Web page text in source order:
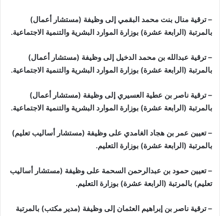
– ترقية منال بنت محمد البقمي إلى وظيفة (مستشار أعمال)
بالمرتبة (الرابعة عشرة) بوزارة الموارد البشرية والتنمية الاجتماعية.
– ترقية عبدالله بن محمد الدخيل إلى وظيفة (مستشار أعمال)
بالمرتبة (الرابعة عشرة) بوزارة الموارد البشرية والتنمية الاجتماعية.
– ترقية ناصر بن عطية العسيري إلى وظيفة (مستشار أعمال)
بالمرتبة (الرابعة عشرة) بوزارة الموارد البشرية والتنمية الاجتماعية.
– تعيين عمر بن هجاد الغامدي على وظيفة (مستشار أساليب تعليم)
بالمرتبة (الرابعة عشرة) بوزارة التعليم.
– تعيين حمود بن عبدالرحمن السحمة على وظيفة (مستشار أساليب
تعليم) بالمرتبة (الرابعة عشرة) بوزارة التعليم.
– ترقية ناصر بن إبراهيم العثمان إلى وظيفة (مدير مكتب) بالمرتبة